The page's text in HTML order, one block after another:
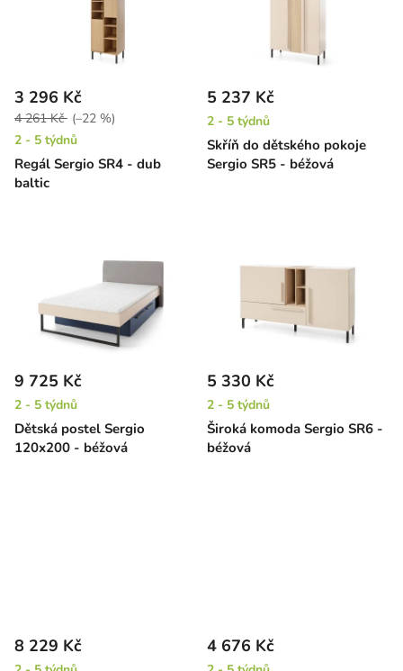
Regál Sergio SR4 - dub
baltic
3 296 Kč
4 261 Kč (–22 %)
2 - 5 týdnů
Skříň do dětského pokoje
Sergio SR5 - béžová
5 237 Kč
2 - 5 týdnů
Dětská postel Sergio
120x200 - béžová
9 725 Kč
2 - 5 týdnů
Široká komoda Sergio SR6 -
béžová
5 330 Kč
2 - 5 týdnů
8 229 Kč 4 676 Kč